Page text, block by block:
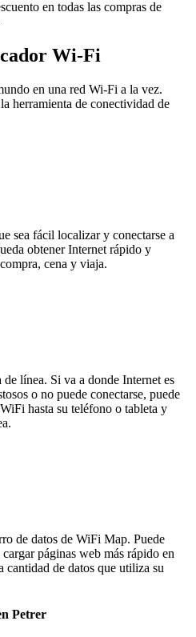
en todas las compras de
Wi-Fi
en una red Wi-Fi a la vez.
herramienta de conectividad de
sea fácil localizar y conectarse a
obtener Internet rápido y
cena y viaja.
línea. Si va a donde Internet es
o no puede conectarse, puede
hasta su teléfono o tableta y
de datos de WiFi Map. Puede
páginas web más rápido en
cantidad de datos que utiliza su
Petrer